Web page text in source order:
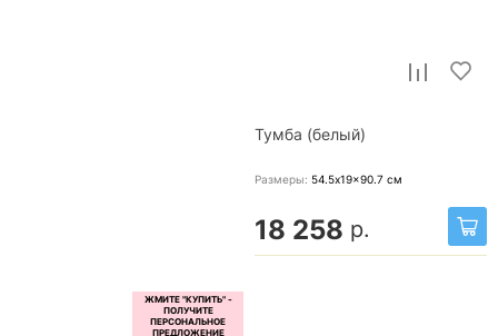
Тумба (белый)
Размеры: 54.5x19x90.7 см
18 258 р.